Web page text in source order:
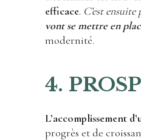
efficace. C’est
vont se mettre en
modernité.
4.
L’accomplissement
progrès et de